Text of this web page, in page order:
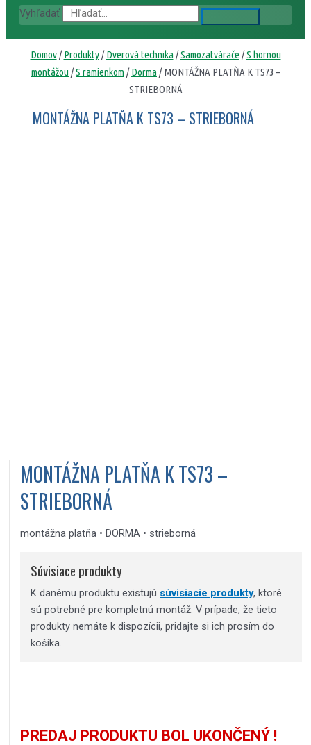
Vyhľadať
Domov/Produkty/Dverová technika /Samozatvárače /S hornou
montážou /S ramienkom /Dorma / MONTÁŽNA PLATŇA K TS73 –
STRIEBORNÁ
MONTÁŽNA PLATŇA K TS73 – STRIEBORNÁ
MONTÁŽNA PLATŇA K TS73 –
STRIEBORNÁ
montážna platňa • DORMA • strieborná
Súvisiace produkty
K danému produktu existujú súvisiacie produkty, ktoré
sú potrebné pre kompletnú montáž. V prípade, že tieto
produkty nemáte k dispozícii, pridajte si ich prosím do
košíka.
PREDAJ PRODUKTU BOL UKONČENÝ !